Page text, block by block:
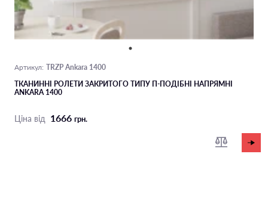
Артикул: TRZP Ankara 1400
ТКАНИННІ РОЛЕТИ ЗАКРИТОГО ТИПУ П-ПОДIБНІ НАПРЯМНІ
ANKARA 1400
Ціна від 1666 грн.